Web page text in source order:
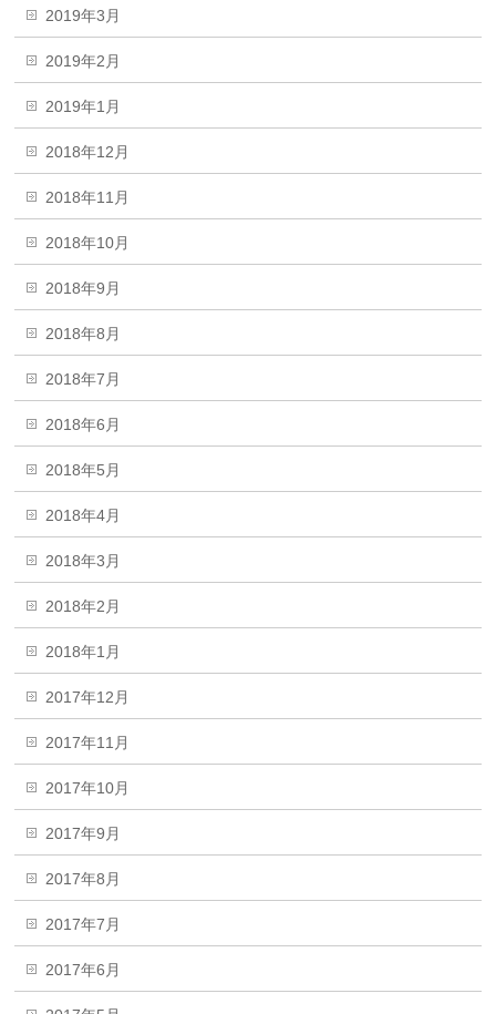
2019年3月
2019年2月
2019年1月
2018年12月
2018年11月
2018年10月
2018年9月
2018年8月
2018年7月
2018年6月
2018年5月
2018年4月
2018年3月
2018年2月
2018年1月
2017年12月
2017年11月
2017年10月
2017年9月
2017年8月
2017年7月
2017年6月